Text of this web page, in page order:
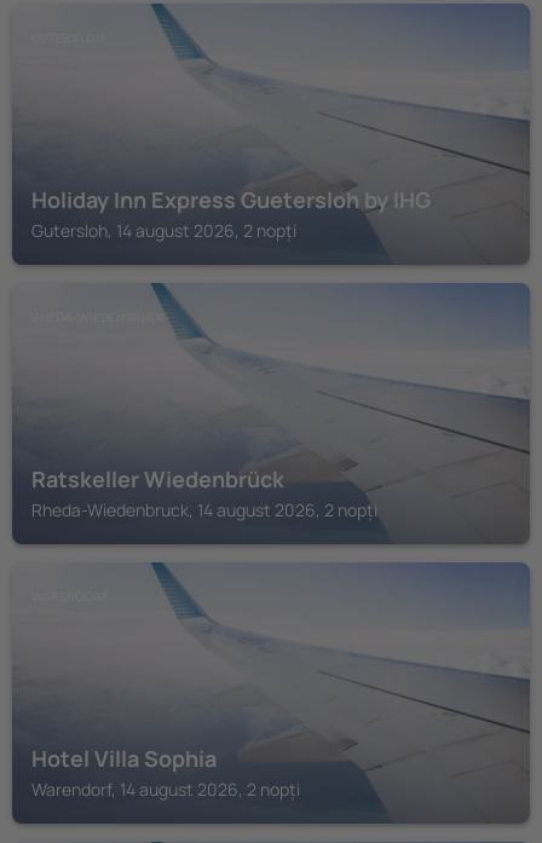
Holiday Inn Express Guetersloh by IHG
Gutersloh, 14 august 2026, 2 nopți
RHEDA-WIEDENBRUCK
Ratskeller Wiedenbrück
Rheda-Wiedenbruck, 14 august 2026, 2 nopți
Hotel Villa Sophia
Warendorf, 14 august 2026, 2 nopți